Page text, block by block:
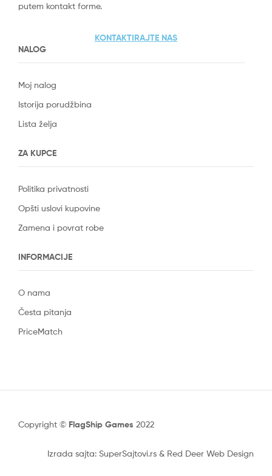
putem kontakt forme.
KONTAKTIRAJTE NAS
NALOG
Moj nalog
Istorija porudžbina
Lista želja
ZA KUPCE
Politika privatnosti
Opšti uslovi kupovine
Zamena i povrat robe
INFORMACIJE
O nama
Česta pitanja
PriceMatch
Copyright © FlagShip Games 2022
Izrada sajta: SuperSajtovi.rs & Red Deer Web Design